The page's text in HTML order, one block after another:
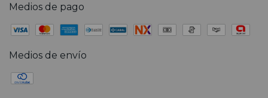
Medios de pago
Medios de envío